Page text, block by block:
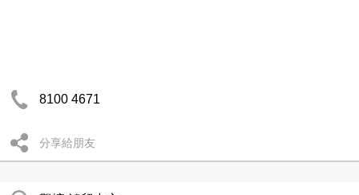
8100 4671
分享給朋友